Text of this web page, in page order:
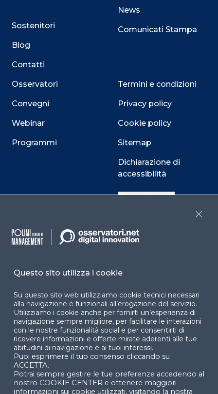
Sostenitori
Blog
Contatti
Osservatori
Convegni
Webinar
Programmi
News
Comunicati Stampa
Termini e condizioni
Privacy policy
Cookie policy
Sitemap
Dichiarazione di
accessibilità
Cookie Center
Facebook LinkedIn
© 2024 Copyright © Politecnico di Milano Dipartimento
di Ingegneria Gestionale
Questo sito utilizza i cookie
Su questo sito web utilizziamo cookie tecnici necessari
alla navigazione e funzionali all’erogazione del servizio.
Utilizziamo i cookie anche per fornirti un’esperienza di
navigazione sempre migliore, per facilitare le interazioni
con le nostre funzionalità social e per consentirti di
ricevere informazioni e offerte mirate aderenti alle tue
abitudini di navigazione e ai tuoi interessi.
Puoi esprimere il tuo consenso cliccando su
ACCETTA.
Potrai sempre gestire le tue preferenze accedendo al
nostro COOKIE CENTER e ottenere maggiori
informazioni sui cookie utilizzati, visitando la nostra